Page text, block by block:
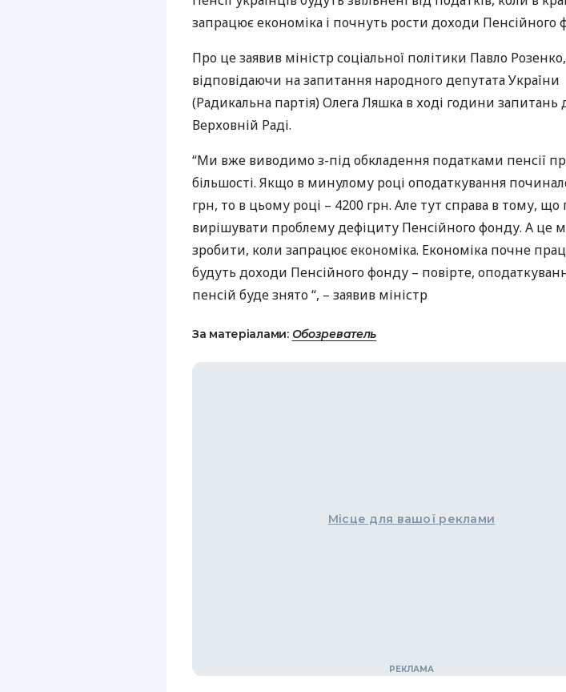
запрацює економіка і почнуть рости доходи Пенсійного
Про це заявив міністр соціальної політики Павло Розенко,
відповідаючи на запитання народного депутата України
(Радикальна партія) Олега Ляшка в ході години запитань
Верховній Раді.
“Ми вже виводимо з-під обкладення податками пенсії
більшості. Якщо в минулому році оподаткування
грн, то в цьому році – 4200 грн. Але тут справа в тому, що
вирішувати проблему дефіциту Пенсійного фонду. А це
зробити, коли запрацює економіка. Економіка почне
будуть доходи Пенсійного фонду – повірте,
пенсій буде знято “, – заявив міністр
За матеріалами: Обозреватель
Місце для вашої реклами